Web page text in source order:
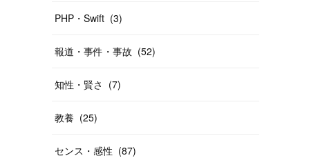
PHP・Swift (3)
報道・事件・事故 (52)
知性・賢さ (7)
教養 (25)
センス・感性 (87)